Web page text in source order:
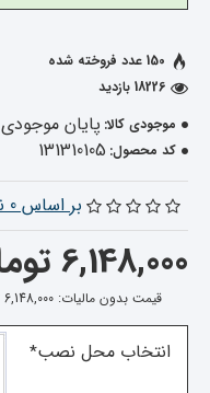
موجودی کالا: پایان موجودی
کد محصول: 131310105
150 عدد فروخته شده
18226 بازدید
بر اساس 0 نظر
6,148,000 تومان
قیمت بدون مالیات: 6,148,000 تومان
انتخاب محل نصب